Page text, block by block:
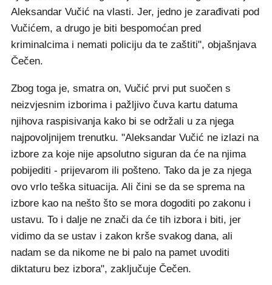
Aleksandar Vučić na vlasti. Jer, jedno je zarađivati pod
Vučićem, a drugo je biti bespomoćan pred
kriminalcima i nemati policiju da te zaštiti", objašnjava
Čečen.
Zbog toga je, smatra on, Vučić prvi put suočen s
neizvjesnim izborima i pažljivo čuva kartu datuma
njihova raspisivanja kako bi se održali u za njega
najpovoljnijem trenutku. "Aleksandar Vučić ne izlazi na
izbore za koje nije apsolutno siguran da će na njima
pobijediti - prijevarom ili pošteno. Tako da je za njega
ovo vrlo teška situacija. Ali čini se da se sprema na
izbore kao na nešto što se mora dogoditi po zakonu i
ustavu. To i dalje ne znači da će tih izbora i biti, jer
vidimo da se ustav i zakon krše svakog dana, ali
nadam se da nikome ne bi palo na pamet uvoditi
diktaturu bez izbora", zaključuje Čečen.